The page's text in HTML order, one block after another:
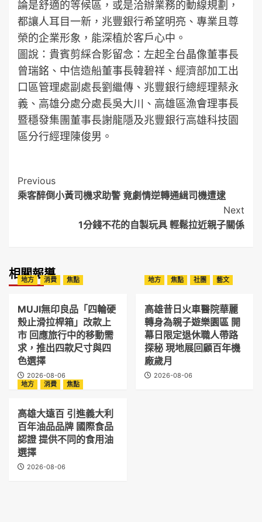
論是舒適的等候區，或是洽辦業務的動線規劃，
都讓人耳目一新，兆豐銀行希望明亮、專業且尊
榮的企業形象，能深植於客戶心中。
圖說：貴賓剪綵合影留念：左起全台晶像董事長
曾瑞銘、中信造船董事長韓碧祥、經濟部加工出
口區管理處副處長劉繼傳、兆豐銀行總經理蔡永
義、高雄分處分處長吳大川、高雄區漁會理事長
暨穩發集團董事長謝龍隱及兆豐銀行高雄科技園
區分行經理陳俊男。
Post
Navigation
Previous
乘客醉倒小黃司機求助警 竟劇情逆轉通緝司機遭逮
Next
1分錢不花的自製玩具 輕鬆拉近親子關係
相關報導
地方 消費 焦點
MUJI無印良品「四輪硬
殼止滑拉桿箱」改款上
市 回應旅行中的移動需
求，推出四款尺寸與四
色選擇
2026-08-06
地方 焦點 社團 藝文
高雄昔日火車醫院華麗
轉身為親子遊樂園區 開
幕日限定退休職人帶路
探秘 現地展回顧百年機
廠歲月
2026-08-06
地方
消費 焦點
高雄大遠百 引進義大利
百年油品品牌 國際食品
認證 提供不同的食用油
選擇
2026-08-06